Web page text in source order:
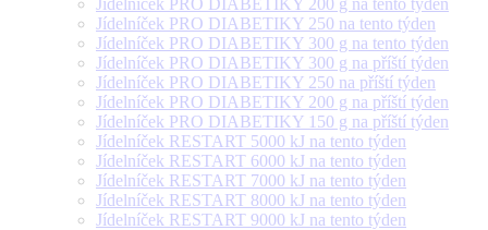
Jídelníček PRO DIABETIKY 200 g na tento týden
Jídelníček PRO DIABETIKY 250 na tento týden
Jídelníček PRO DIABETIKY 300 g na tento týden
Jídelníček PRO DIABETIKY 300 g na příští týden
Jídelníček PRO DIABETIKY 250 na příští týden
Jídelníček PRO DIABETIKY 200 g na příští týden
Jídelníček PRO DIABETIKY 150 g na příští týden
Jídelníček RESTART 5000 kJ na tento týden
Jídelníček RESTART 6000 kJ na tento týden
Jídelníček RESTART 7000 kJ na tento týden
Jídelníček RESTART 8000 kJ na tento týden
Jídelníček RESTART 9000 kJ na tento týden